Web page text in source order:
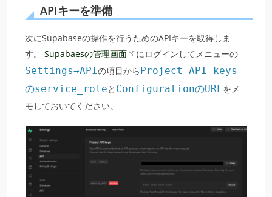
APIキーを準備
次にSupabaseの操作を行うためのAPIキーを取得しま
す。Supabaesの管理画面
にログインしてメニューの
Settings→APIの項目からProject API keys
のservice_roleと ConfigurationのURLをメ
モしておいてください。